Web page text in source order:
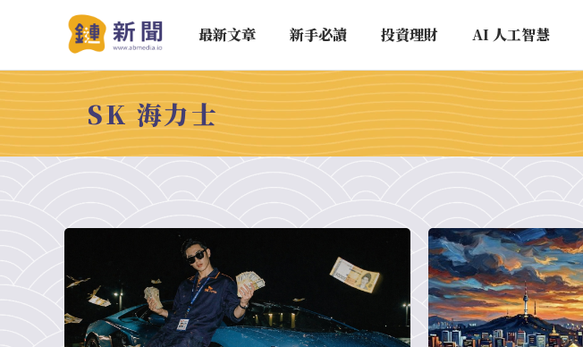
最新文章 新手必讀 投資理財 AI 人工智慧
SK 海力士